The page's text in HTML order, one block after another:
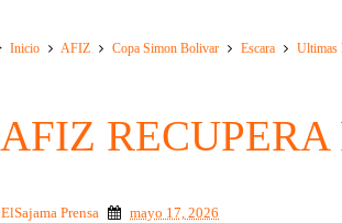
Inicio AFIZ Copa Simon Bolivar Escara Ultimas
AFIZ RECUPERA
ElSajama Prensa mayo 17, 2026